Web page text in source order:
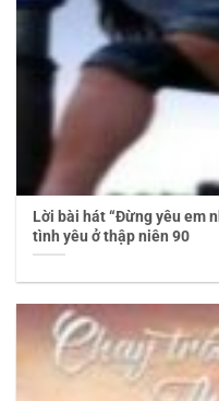
Lời bài hát “Đừng yêu em
tình yêu ở thập niên 90